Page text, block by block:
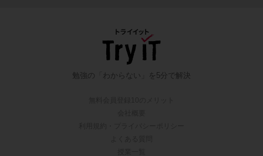
勉強の「わからない」を5分で解決